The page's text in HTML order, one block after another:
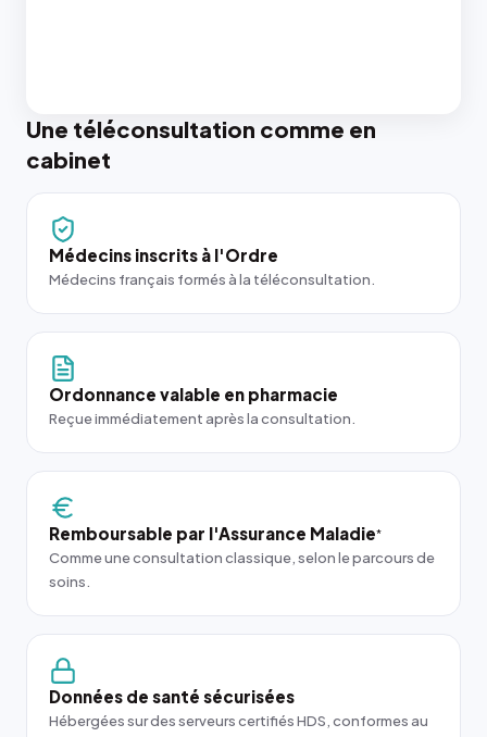
Une téléconsultation comme en
cabinet
Médecins inscrits à l'Ordre
Médecins français formés à la téléconsultation.
Ordonnance valable en pharmacie
Reçue immédiatement après la consultation.
Remboursable par l'Assurance Maladie*
Comme une consultation classique, selon le parcours de
soins.
Données de santé sécurisées
Hébergées sur des serveurs certifiés HDS, conformes au